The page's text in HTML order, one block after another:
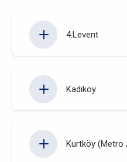
4.Levent
Kadıköy
Kurtköy (Metro